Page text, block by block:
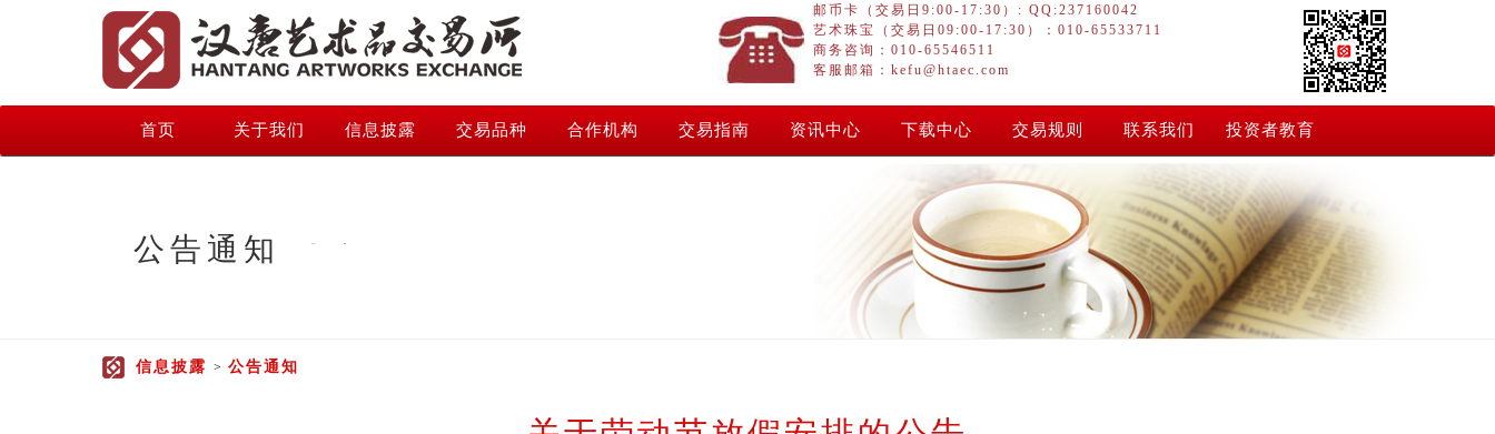
邮币卡（交易日9:00-17:30）: QQ:237160042
艺术珠宝（交易日09:00-17:30）：010-65533711
商务咨询：010-65546511
客服邮箱：kefu@htaec.com
首页 关于我们 信息披露 交易品种 合作机构 交易指南 资讯中心 下载中心 交易规则 联系我们 投资者教育
公告通知
信息披露 > 公告通知